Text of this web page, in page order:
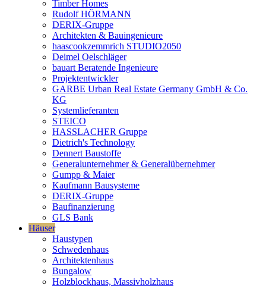
Timber Homes
Rudolf HÖRMANN
DERIX-Gruppe
Architekten & Bauingenieure
haascookzemmrich STUDIO2050
Deimel Oelschläger
bauart Beratende Ingenieure
Projektentwickler
GARBE Urban Real Estate Germany GmbH & Co.
KG
Systemlieferanten
STEICO
HASSLACHER Gruppe
Dietrich's Technology
Dennert Baustoffe
Generalunternehmer & Generalübernehmer
Gumpp & Maier
Kaufmann Bausysteme
DERIX-Gruppe
Baufinanzierung
GLS Bank
Häuser
Haustypen
Schwedenhaus
Architektenhaus
Bungalow
Holzblockhaus, Massivholzhaus